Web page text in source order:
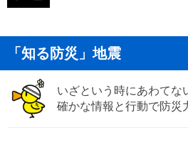
「知る防災」地震
いざという時にあわてな
確かな情報と行動で防災